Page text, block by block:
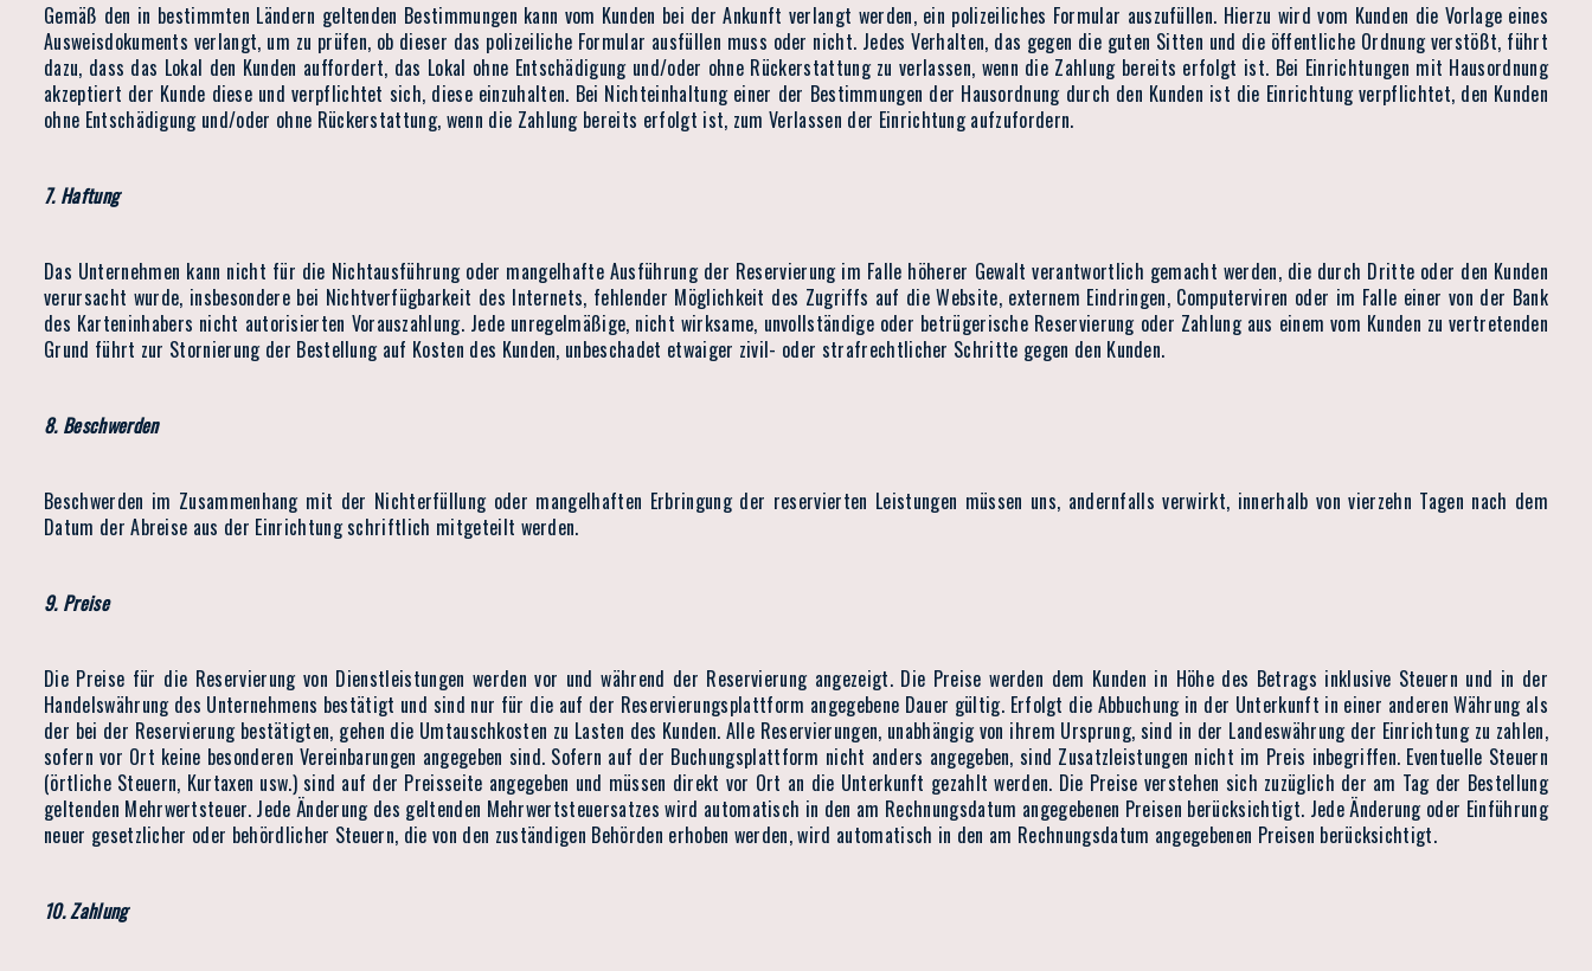
Gemäß den in bestimmten Ländern geltenden Bestimmungen kann vom Kunden bei der Ankunft verlangt werden, ein polizeiliches Formular auszufüllen. Hierzu wird vom Kunden die Vorlage eines
Ausweisdokuments verlangt, um zu prüfen, ob dieser das polizeiliche Formular ausfüllen muss oder nicht. Jedes Verhalten, das gegen die guten Sitten und die öffentliche Ordnung verstößt, führt
dazu, dass das Lokal den Kunden auffordert, das Lokal ohne Entschädigung und/oder ohne Rückerstattung zu verlassen, wenn die Zahlung bereits erfolgt ist. Bei Einrichtungen mit Hausordnung
akzeptiert der Kunde diese und verpflichtet sich, diese einzuhalten. Bei Nichteinhaltung einer der Bestimmungen der Hausordnung durch den Kunden ist die Einrichtung verpflichtet, den Kunden
ohne Entschädigung und/oder ohne Rückerstattung, wenn die Zahlung bereits erfolgt ist, zum Verlassen der Einrichtung aufzufordern.
7. Haftung
Das Unternehmen kann nicht für die Nichtausführung oder mangelhafte Ausführung der Reservierung im Falle höherer Gewalt verantwortlich gemacht werden, die durch Dritte oder den Kunden
verursacht wurde, insbesondere bei Nichtverfügbarkeit des Internets, fehlender Möglichkeit des Zugriffs auf die Website, externem Eindringen, Computerviren oder im Falle einer von der Bank
des Karteninhabers nicht autorisierten Vorauszahlung. Jede unregelmäßige, nicht wirksame, unvollständige oder betrügerische Reservierung oder Zahlung aus einem vom Kunden zu vertretenden
Grund führt zur Stornierung der Bestellung auf Kosten des Kunden, unbeschadet etwaiger zivil- oder strafrechtlicher Schritte gegen den Kunden.
8. Beschwerden
Beschwerden im Zusammenhang mit der Nichterfüllung oder mangelhaften Erbringung der reservierten Leistungen müssen uns, andernfalls verwirkt, innerhalb von vierzehn Tagen nach dem
Datum der Abreise aus der Einrichtung schriftlich mitgeteilt werden.
9. Preise
Die Preise für die Reservierung von Dienstleistungen werden vor und während der Reservierung angezeigt. Die Preise werden dem Kunden in Höhe des Betrags inklusive Steuern und in der
Handelswährung des Unternehmens bestätigt und sind nur für die auf der Reservierungsplattform angegebene Dauer gültig. Erfolgt die Abbuchung in der Unterkunft in einer anderen Währung als
der bei der Reservierung bestätigten, gehen die Umtauschkosten zu Lasten des Kunden. Alle Reservierungen, unabhängig von ihrem Ursprung, sind in der Landeswährung der Einrichtung zu zahlen,
sofern vor Ort keine besonderen Vereinbarungen angegeben sind. Sofern auf der Buchungsplattform nicht anders angegeben, sind Zusatzleistungen nicht im Preis inbegriffen. Eventuelle Steuern
(örtliche Steuern, Kurtaxen usw.) sind auf der Preisseite angegeben und müssen direkt vor Ort an die Unterkunft gezahlt werden. Die Preise verstehen sich zuzüglich der am Tag der Bestellung
geltenden Mehrwertsteuer. Jede Änderung des geltenden Mehrwertsteuersatzes wird automatisch in den am Rechnungsdatum angegebenen Preisen berücksichtigt. Jede Änderung oder Einführung
neuer gesetzlicher oder behördlicher Steuern, die von den zuständigen Behörden erhoben werden, wird automatisch in den am Rechnungsdatum angegebenen Preisen berücksichtigt.
10. Zahlung